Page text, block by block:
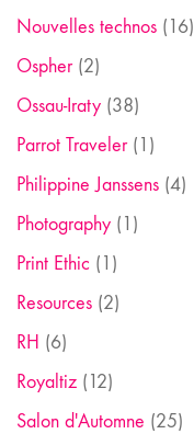
Nouvelles technos (16)
Ospher(2)
Ossau-Iraty (38)
Parrot Traveler(1)
Philippine Janssens (4)
Photography (1)
Print Ethic (1)
Resources (2)
RH (6)
Royaltiz (12)
Salon d'Automne (25)